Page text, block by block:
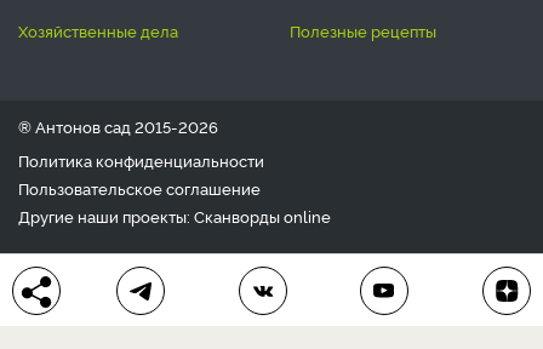
хозяйственные дела
полезные рецепты
® Антонов сад 2015-2026
Политика конфиденциальности
Пользовательское соглашение
Другие наши проекты: Сканвордыonline
Любое использование материала допускается только с
письменного согласия редакции